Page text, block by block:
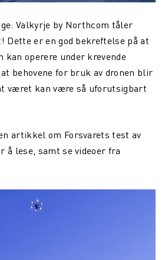
Valkyrje by Northcom tåler
Dette er en god bekreftelse på at
kan operere under krevende
behovene for bruk av dronen blir
været kan være så uforutsigbart
artikkel om Forsvarets test av
å lese, samt se videoer fra